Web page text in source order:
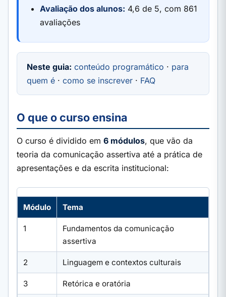
Avaliação dos alunos: 4,6 de 5, com 861
avaliações
Neste guia: conteúdo programático · para
quem é ·como se inscrever · FAQ
O que o curso ensina
O curso é dividido em 6 módulos, que vão da
teoria da comunicação assertiva até a prática de
apresentações e da escrita institucional:
Módulo Tema
1
Fundamentos da comunicação
assertiva
2 Linguagem e contextos culturais
3 Retórica e oratória